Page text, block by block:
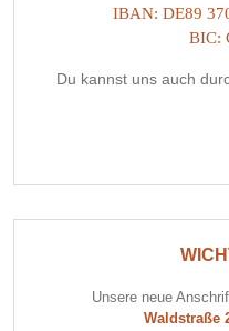
IBAN: DE89
BIC:
Du kannst uns auch
Unsere neue
Waldstraße